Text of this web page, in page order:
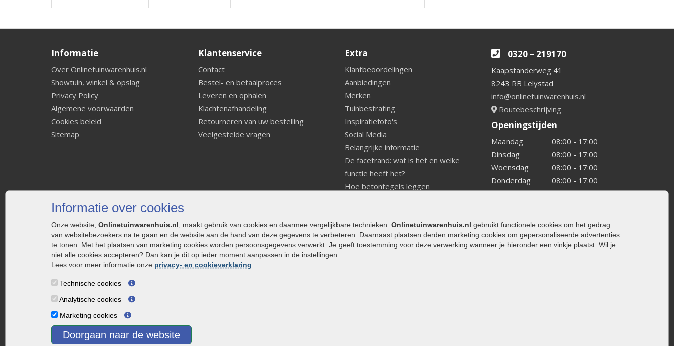
Informatie over cookies
Onze website, Onlinetuinwarenhuis.nl , maakt gebruik van cookies en daarmee vergelijkbare technieken. Onlinetuinwarenhuis.nl gebruikt functionele cookies om het gedrag
van websitebezoekers na te gaan en de website aan de hand van deze gegevens te verbeteren. Daarnaast plaatsen derden marketing cookies om gepersonaliseerde advertenties
te tonen. Met het plaatsen van marketing cookies worden persoonsgegevens verwerkt. Je geeft toestemming voor deze verwerking wanneer je hieronder een vinkje plaatst. Wil je
niet alle cookies accepteren? Dan kan je dit op ieder moment aanpassen in de instellingen.
Lees voor meer informatie onze privacy- en cookieverklaring
Technische cookies
Analytische cookies
Marketing cookies
Doorgaan naar de website
Informatie
Over Onlinetuinwarenhuis.nl
Showtuin, winkel & opslag
Privacy Policy
Algemene voorwaarden
Cookies beleid
Sitemap
Klantenservice
Contact
Bestel- en betaalproces
Leveren en ophalen
Klachtenafhandeling
Retourneren van uw bestelling
Veelgestelde vragen
Extra
Klantbeoordelingen
Aanbiedingen
Merken
Tuinbestrating
Inspiratiefoto's
Social Media
Belangrijke informatie
De facetrand: wat is het en welke
functie heeft het?
Hoe betontegels leggen
Welke tuinstijl past bij mij
Strakke tuin inrichten
Legverbanden gebakken bestrating
0320 – 219170
Kaapstanderweg 41
8243 RB Lelystad
info@onlinetuinwarenhuis.nl
Routebeschrijving
Openingstijden
Maandag
08:00 - 17:00
Dinsdag
08:00 - 17:00
Woensdag
08:00 - 17:00
Donderdag
08:00 - 17:00
Vrijdag
08:00 - 17:00